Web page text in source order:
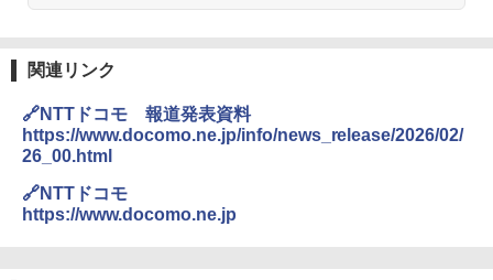
関連リンク
🔗NTTドコモ 報道発表資料
https://www.docomo.ne.jp/info/news_release/2026/02/
26_00.html
🔗NTTドコモ
https://www.docomo.ne.jp